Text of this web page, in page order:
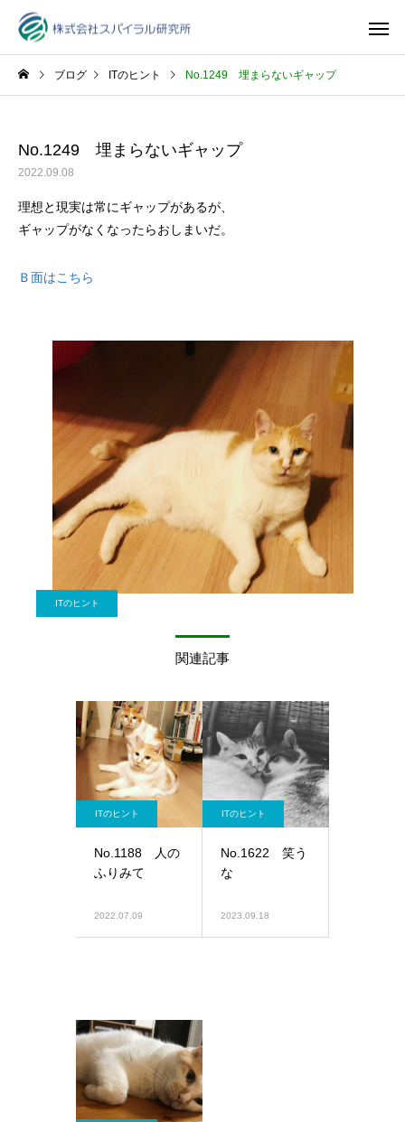
ブログ ITのヒント No.1249 埋まらないギャップ
No.1249 埋まらないギャップ
2022.09.08
理想と現実は常にギャップがあるが、
ギャップがなくなったらおしまいだ。
Ｂ面はこちら
ITのヒント
関連記事
ITのヒント
No.1188 人の
ふりみて
2022.07.09
ITのヒント
No.1622 笑う
な
2023.09.18